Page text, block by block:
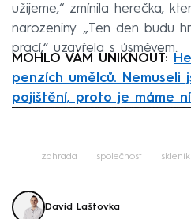
užijeme,“ zmínila herečka,
narozeniny. „Ten den budu
prací,“ uzavřela s úsměvem.
MOHLO VÁM UNIKNOUT:
penzích umělců. Nemuseli
pojištění, proto je máme
zahrada společnost skleník
David Laštovka